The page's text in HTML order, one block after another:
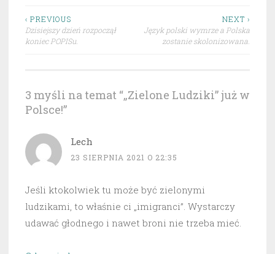
Nawigacja
wpisu
‹ PREVIOUS
Dzisiejszy dzień rozpoczął
koniec POPISu.
NEXT ›
Język polski wymrze a Polska
zostanie skolonizowana.
3 myśli na temat “„Zielone Ludziki” już w
Polsce!”
Lech
23 SIERPNIA 2021 O 22:35
Jeśli ktokolwiek tu może być zielonymi
ludzikami, to właśnie ci „imigranci”. Wystarczy
udawać głodnego i nawet broni nie trzeba mieć.